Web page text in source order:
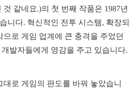
같네요.)의 첫 번째 작품은 1987년
니다. 혁신적인 전투 시스템, 확장되
으로 게임 업계에 큰 충격을 주었던
발자들에게 영감을 주고 있습니다.
대로 게임의 판도를 바꿔 놓았습니